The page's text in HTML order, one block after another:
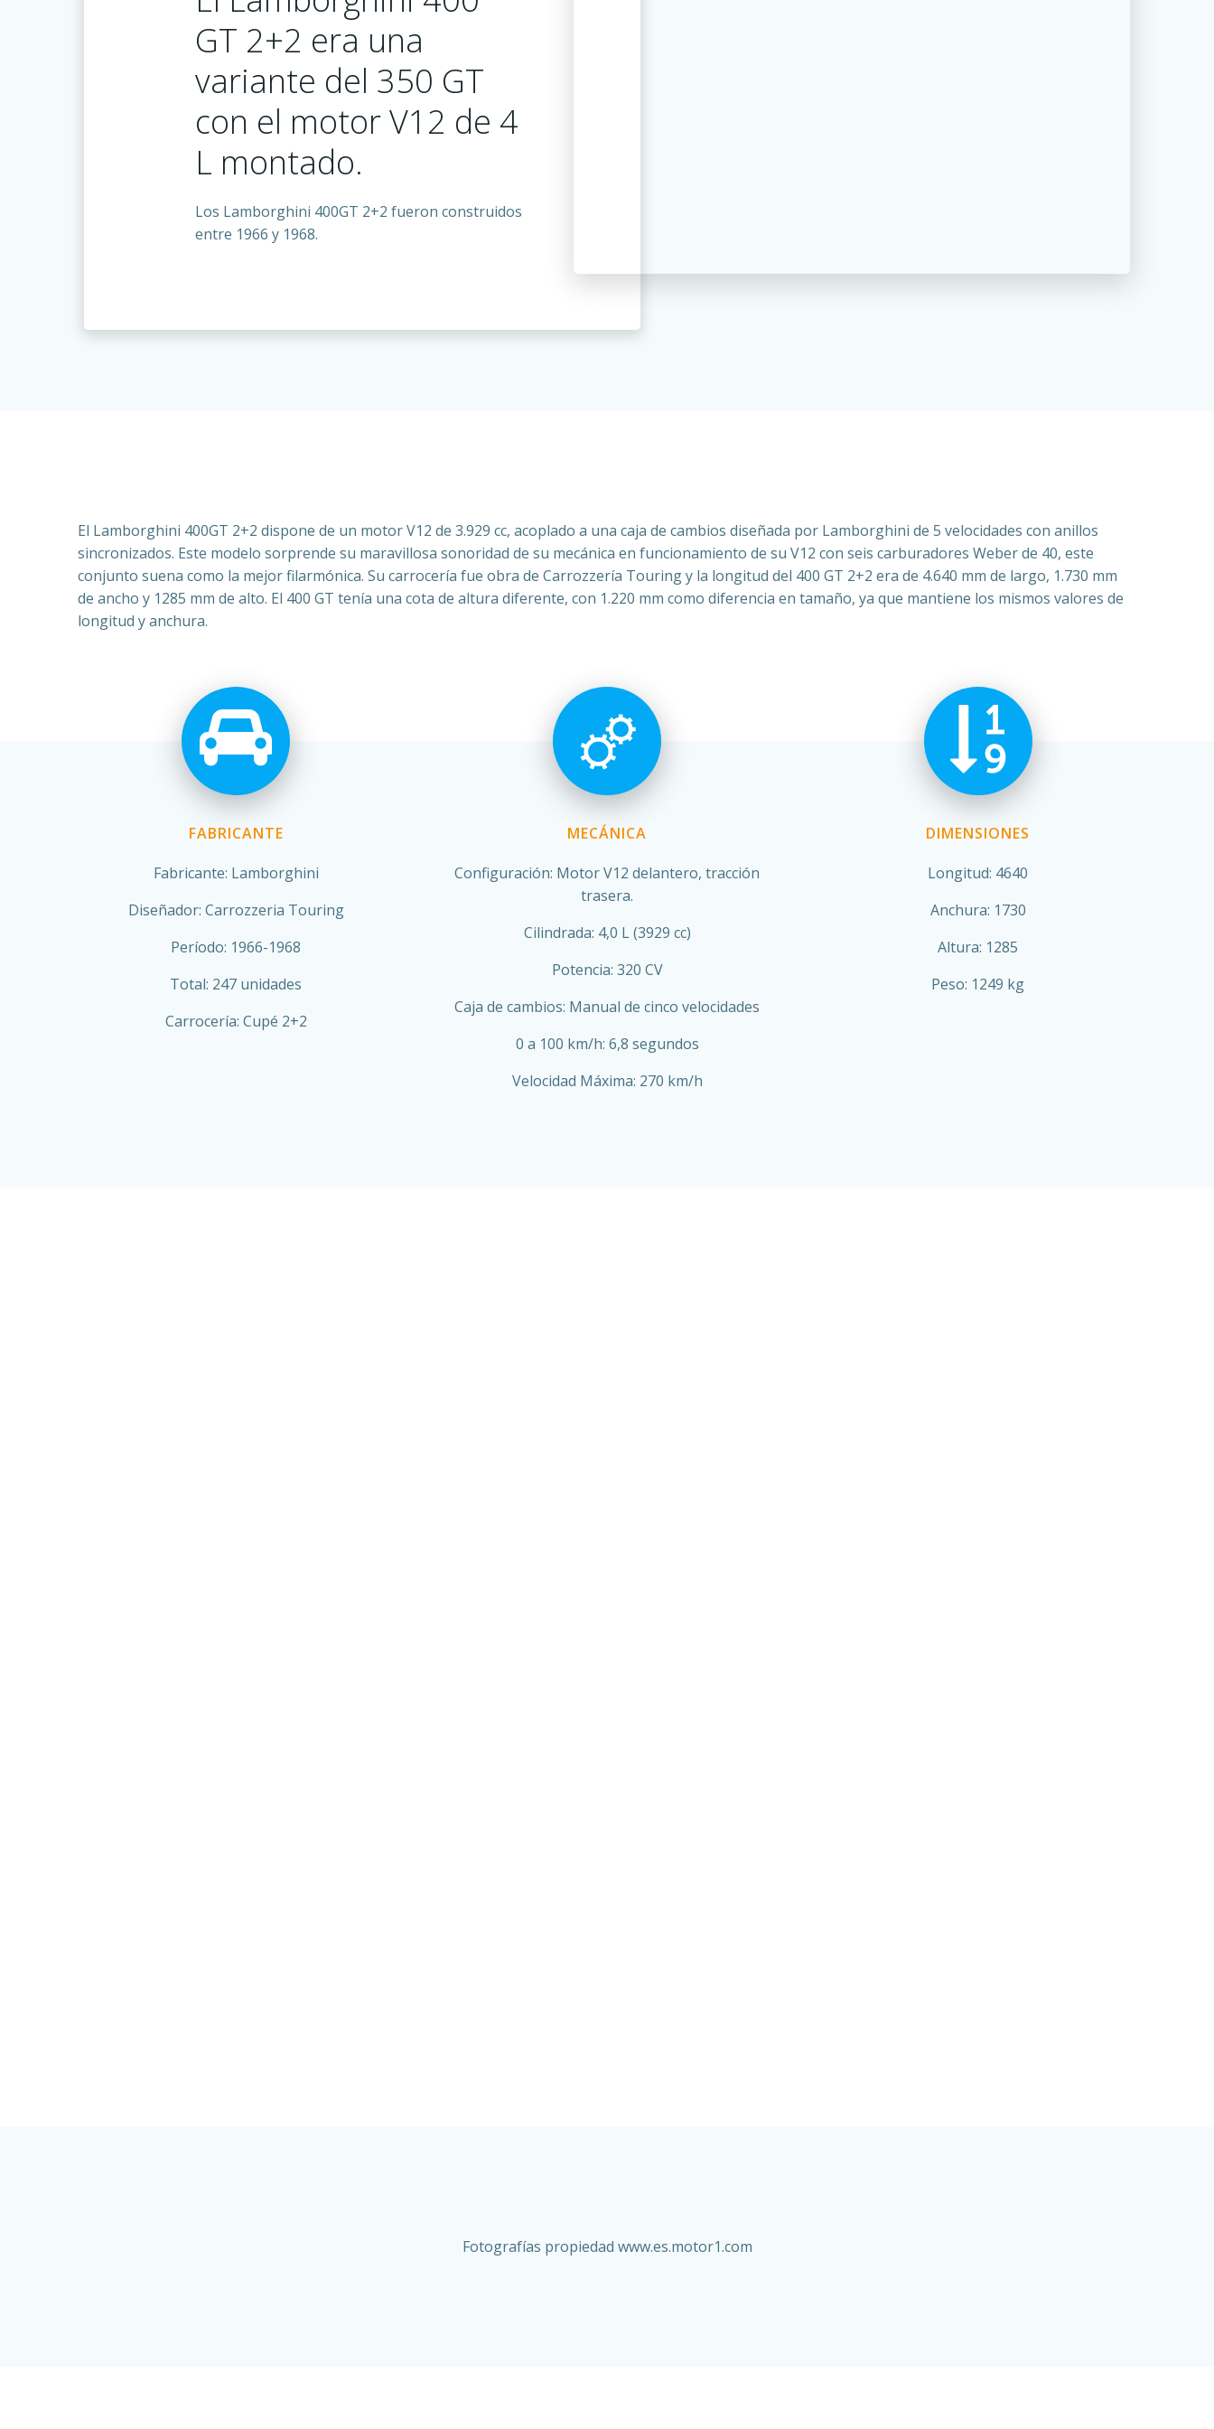
GT 2+2 era una
variante del 350 GT
con el motor V12 de 4
L montado.
Los Lamborghini 400GT 2+2 fueron construidos
entre 1966 y 1968.
El Lamborghini 400GT 2+2 dispone de un motor V12 de 3.929 cc, acoplado a una caja de cambios diseñada por Lamborghini de 5 velocidades con anillos
sincronizados. Este modelo sorprende su maravillosa sonoridad de su mecánica en funcionamiento de su V12 con seis carburadores Weber de 40, este
conjunto suena como la mejor filarmónica. Su carrocería fue obra de Carrozzería Touring y la longitud del 400 GT 2+2 era de 4.640 mm de largo, 1.730 mm
de ancho y 1285 mm de alto. El 400 GT tenía una cota de altura diferente, con 1.220 mm como diferencia en tamaño, ya que mantiene los mismos valores de
longitud y anchura.
FABRICANTE
Fabricante: Lamborghini
Diseñador: Carrozzeria Touring
Período: 1966-1968
Total: 247 unidades
Carrocería: Cupé 2+2
MECÁNICA
Configuración: Motor V12 delantero, tracción
trasera.
Cilindrada: 4,0 L (3929 cc)
Potencia: 320 CV
Caja de cambios: Manual de cinco velocidades
0 a 100 km/h: 6,8 segundos
Velocidad Máxima: 270 km/h
DIMENSIONES
Longitud: 4640
Anchura: 1730
Altura: 1285
Peso: 1249 kg
Fotografías propiedad www.es.motor1.com